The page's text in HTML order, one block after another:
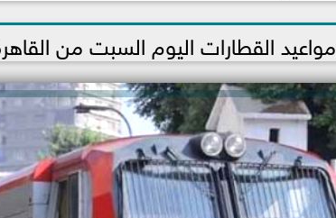
مواعيد القطارات اليوم السبت من